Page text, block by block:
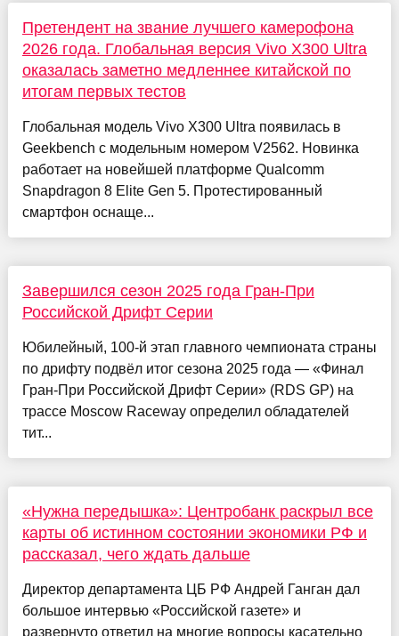
Претендент на звание лучшего камерофона
2026 года. Глобальная версия Vivo X300 Ultra
оказалась заметно медленнее китайской по
итогам первых тестов
Глобальная модель Vivo X300 Ultra появилась в
Geekbench с модельным номером V2562. Новинка
работает на новейшей платформе Qualcomm
Snapdragon 8 Elite Gen 5. Протестированный
смартфон оснаще...
Завершился сезон 2025 года Гран-При
Российской Дрифт Серии
Юбилейный, 100-й этап главного чемпионата страны
по дрифту подвёл итог сезона 2025 года — «Финал
Гран-При Российской Дрифт Серии» (RDS GP) на
трассе Moscow Raceway определил обладателей
тит...
«Нужна передышка»: Центробанк раскрыл все
карты об истинном состоянии экономики РФ и
рассказал, чего ждать дальше
Директор департамента ЦБ РФ Андрей Ганган дал
большое интервью «Российской газете» и
развернуто ответил на многие вопросы касательно